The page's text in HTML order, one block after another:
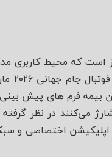
پویا و هیجان‌ انگیز است که
بینی
فرم‌ های پیش‌ بینی
می‌کنند در نظر
اختصاصی و سبک